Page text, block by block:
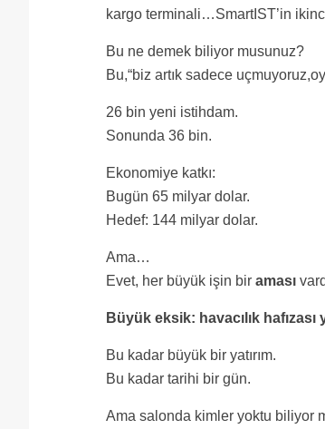
kargo terminali…SmartIST’in
Bu ne demek biliyor musunuz?
Bu,“biz artık sadece
26 bin yeni istihdam.
Sonunda 36 bin.
Ekonomiye katkı:
Bugün 65 milyar dolar.
Hedef: 144 milyar dolar.
Ama…
Evet, her büyük işin bir aması
Büyük eksik: havacılık hafızası
Bu kadar büyük bir yatırım.
Bu kadar tarihi bir gün.
Ama salonda kimler yoktu biliyor